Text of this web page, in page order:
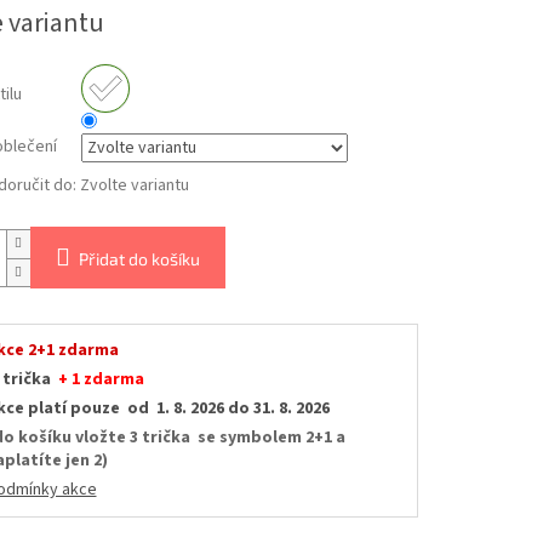
variantu
do: Zvolte variantu
Přidat do košíku
2+1 zdarma
+ 1 zdarma
platí pouze od 1. 8. 2026 do 31. 8. 2026
košíku vložte 3 trička se symbolem 2+1 a
jen 2)
akce